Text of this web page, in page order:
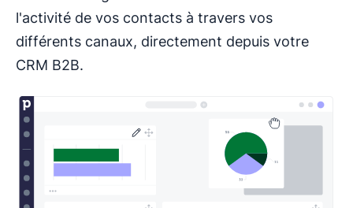
l'activité de vos contacts à travers vos
différents canaux, directement depuis votre
CRM B2B.